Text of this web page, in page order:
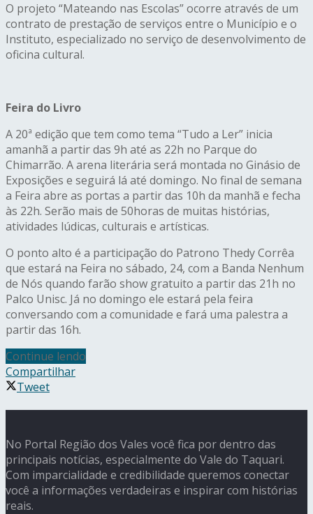
O projeto “Mateando nas Escolas” ocorre através de um
contrato de prestação de serviços entre o Município e o
Instituto, especializado no serviço de desenvolvimento de
oficina cultural.
Feira do Livro
A 20ª edição que tem como tema “Tudo a Ler” inicia
amanhã a partir das 9h até as 22h no Parque do
Chimarrão. A arena literária será montada no Ginásio de
Exposições e seguirá lá até domingo. No final de semana
a Feira abre as portas a partir das 10h da manhã e fecha
às 22h. Serão mais de 50horas de muitas histórias,
atividades lúdicas, culturais e artísticas.
O ponto alto é a participação do Patrono Thedy Corrêa
que estará na Feira no sábado, 24, com a Banda Nenhum
de Nós quando farão show gratuito a partir das 21h no
Palco Unisc. Já no domingo ele estará pela feira
conversando com a comunidade e fará uma palestra a
partir das 16h.
Continue lendo
Compartilhar
Tweet
No Portal Região dos Vales você fica por dentro das
principais notícias, especialmente do Vale do Taquari.
Com imparcialidade e credibilidade queremos conectar
você a informações verdadeiras e inspirar com histórias
reais.